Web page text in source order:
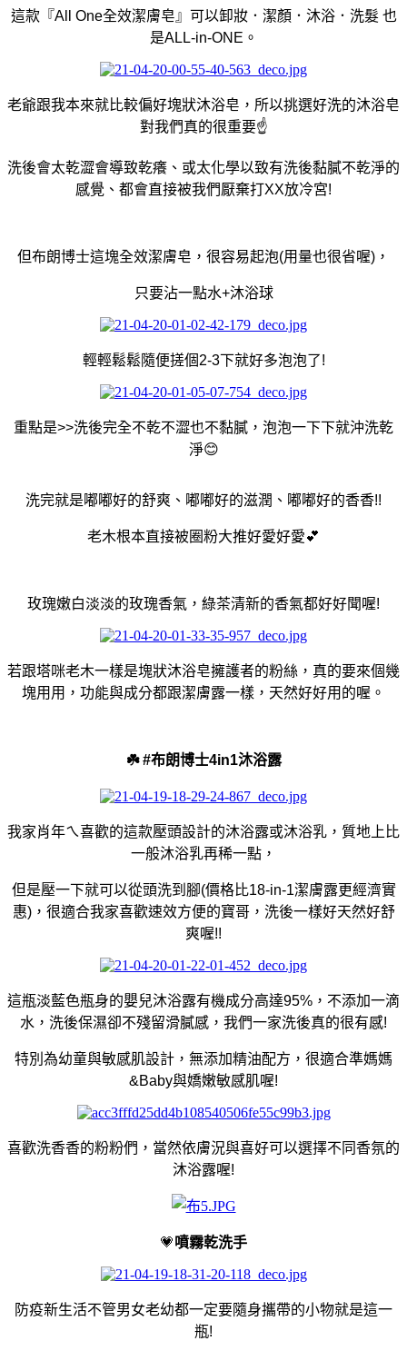
這款『All One全效潔膚皂』可以卸妝．潔顏．沐浴．洗髮 也
是ALL-in-ONE。
老爺跟我本來就比較偏好塊狀沐浴皂，所以挑選好洗的沐浴皂
對我們真的很重要☝️
洗後會太乾澀會導致乾癢、或太化學以致有洗後黏膩不乾淨的
感覺、都會直接被我們厭棄打XX放冷宮!
但布朗博士這塊全效潔膚皂，很容易起泡(用量也很省喔)，
只要沾一點水+沐浴球
輕輕鬆鬆隨便搓個2-3下就好多泡泡了!
重點是>>洗後完全不乾不澀也不黏膩，泡泡一下下就沖洗乾
淨😊
洗完就是嘟嘟好的舒爽、嘟嘟好的滋潤、嘟嘟好的香香!!
老木根本直接被圈粉大推好愛好愛💕
玫瑰嫩白淡淡的玫瑰香氣，綠茶清新的香氣都好好聞喔!
若跟塔咪老木一樣是塊狀沐浴皂擁護者的粉絲，真的要來個幾
塊用用，功能與成分都跟潔膚露一樣，天然好好用的喔。
☘️ #布朗博士4in1沐浴露
我家肖年ㄟ喜歡的這款壓頭設計的沐浴露或沐浴乳，質地上比
一般沐浴乳再稀一點，
但是壓一下就可以從頭洗到腳(價格比18-in-1潔膚露更經濟實
惠)，很適合我家喜歡速效方便的寶哥，洗後一樣好天然好舒
爽喔!!
這瓶淡藍色瓶身的嬰兒沐浴露有機成分高達95%，不添加一滴
水，洗後保濕卻不殘留滑膩感，我們一家洗後真的很有感!
特別為幼童與敏感肌設計，無添加精油配方，很適合準媽媽
&Baby與嬌嫩敏感肌喔!
喜歡洗香香的粉粉們，當然依膚況與喜好可以選擇不同香氛的
沐浴露喔!
💗噴霧乾洗手
防疫新生活不管男女老幼都一定要隨身攜帶的小物就是這一
瓶!